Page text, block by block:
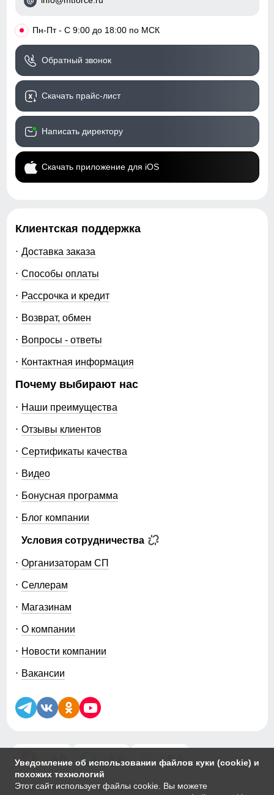
Уведомление об использовании файлов куки (cookie) и
похожих технологий
Этот сайт использует файлы cookie. Вы можете
• Пн-Пт - С 9:00 до 18:00 по МСК
Обратный звонок
Скачать прайс-лист
Написать директору
Скачать приложение для iOS
Клиентская поддержка
Доставка заказа
Способы оплаты
Рассрочка и кредит
Возврат, обмен
Вопросы - ответы
Контактная информация
Почему выбирают нас
Наши преимущества
Отзывы клиентов
Сертификаты качества
Видео
Бонусная программа
Блог компании
Условия сотрудничества
Организаторам СП
Селлерам
Магазинам
О компании
Новости компании
Вакансии
5.0 5.0 5.0
© 2014-2026 ООО «МТФОРС ПЛЮС»